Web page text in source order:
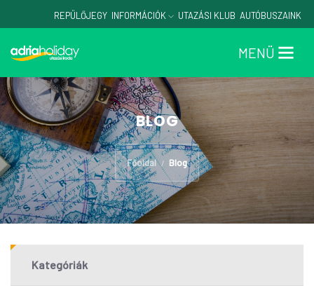
REPÜLŐJEGY INFORMÁCIÓK UTAZÁSI KLUB AUTÓBUSZAINK
MENÜ
BLOG
Főoldal / Blog
Kategóriák